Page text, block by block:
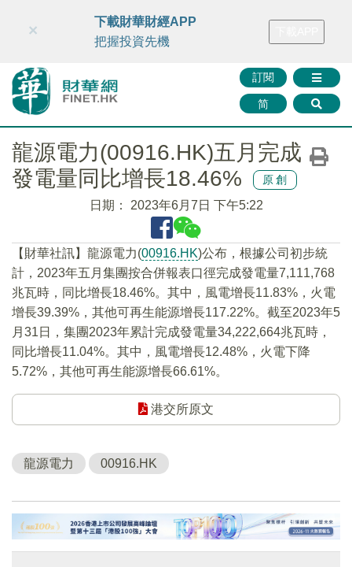
財華智庫網 FINTV FINMETA 財華證券 媒體矩陣
訂閱
简
×
下載財華財經APP
把握投資先機
龍源電力(00916.HK)五月完成
發電量同比增長18.46%
原創
日期： 2023年6月7日 下午5:22
【財華社訊】龍源電力(00916.HK)公布，根據公司初步統
計，2023年五月集團按合併報表口徑完成發電量7,111,768
兆瓦時，同比增長18.46%。其中，風電增長11.83%，火電
增長39.39%，其他可再生能源增長117.22%。截至2023年5
月31日，集團2023年累計完成發電量34,222,664兆瓦時，
同比增長11.04%。其中，風電增長12.48%，火電下降
5.72%，其他可再生能源增長66.61%。
港交所原文
龍源電力 00916.HK